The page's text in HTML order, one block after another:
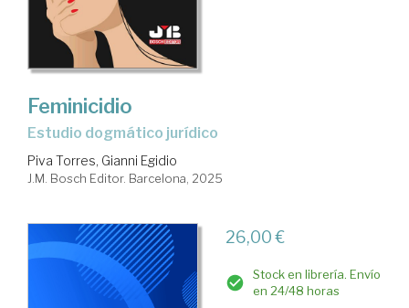
Feminicidio
Estudio dogmático jurídico
Piva Torres, Gianni Egidio
J.M. Bosch Editor. Barcelona, 2025
26,00 €
Stock en librería. Envío
en 24/48 horas